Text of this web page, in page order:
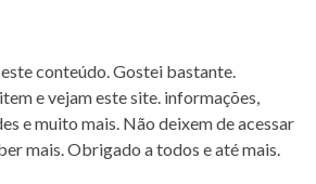
conteúdo. Gostei bastante.
e vejam este site. informações,
e muito mais. Não deixem de acessar
mais. Obrigado a todos e até mais.